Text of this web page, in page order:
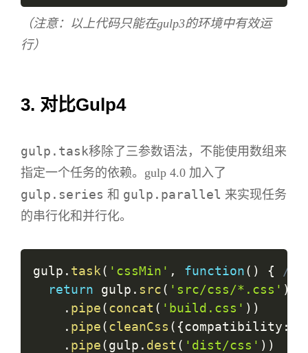
（注意：以上代码只能在gulp3的环境中有效运
行）
3. 对比Gulp4
gulp.task移除了三参数语法，不能使用数组来
指定一个任务的依赖。gulp 4.0 加入了
gulp.series 和 gulp.parallel 来实现任务
的串行化和并行化。
gulp . task( 'cssMin' , function( ) {
//
return gulp . src( 'src/css/*.css' )
. pipe(concat ( 'build.css' ) )
. pipe(cleanCss ( {compatibility :
. pipe(gulp . dest ( 'dist/css' ) )